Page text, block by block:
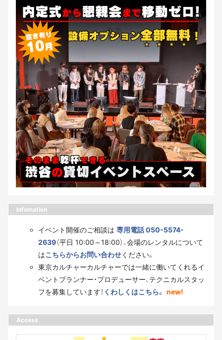
Infomation
イベント開催のご相談は 専用電話 050-5574-
2639（平日 10:00～18:00）、会場のレンタルについて
はこちらからお問い合わせください。
東京カルチャーカルチャーでは一緒に働いてくれるイ
ベントプランナー・プロデューサー、テクニカルスタッ
フを募集しています！ くわしくはこちら。 new!
Access